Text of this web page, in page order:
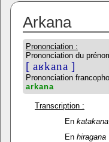
Arkana
Prononciation :
Prononciation du
[ aʁkana ]
Prononciation
arkana
Transcription :
En katakana
En hiragana